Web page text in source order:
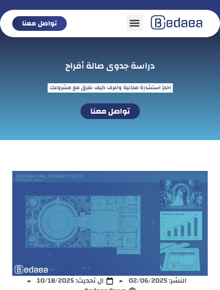
تواصل معنا
دراسة جدوى صالة أفراح
احجز استشارة مجانية واعرف كيف نفرق مع مشروعك
تواصل معنا
النشر:02/06/2025
ال تحديث: 10/18/2025